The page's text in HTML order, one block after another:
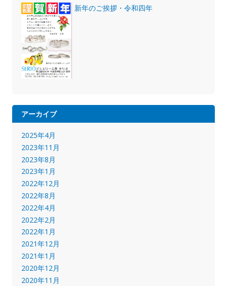
新年のご挨拶・令和四年
アーカイブ
2025年4月
2023年11月
2023年8月
2023年1月
2022年12月
2022年8月
2022年4月
2022年2月
2022年1月
2021年12月
2021年1月
2020年12月
2020年11月